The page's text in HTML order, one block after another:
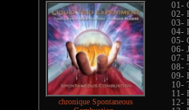
chronique Spontaneous
01-
02-
03-
04-
05-
06-
07-
08-
09-
10-
11-
12-